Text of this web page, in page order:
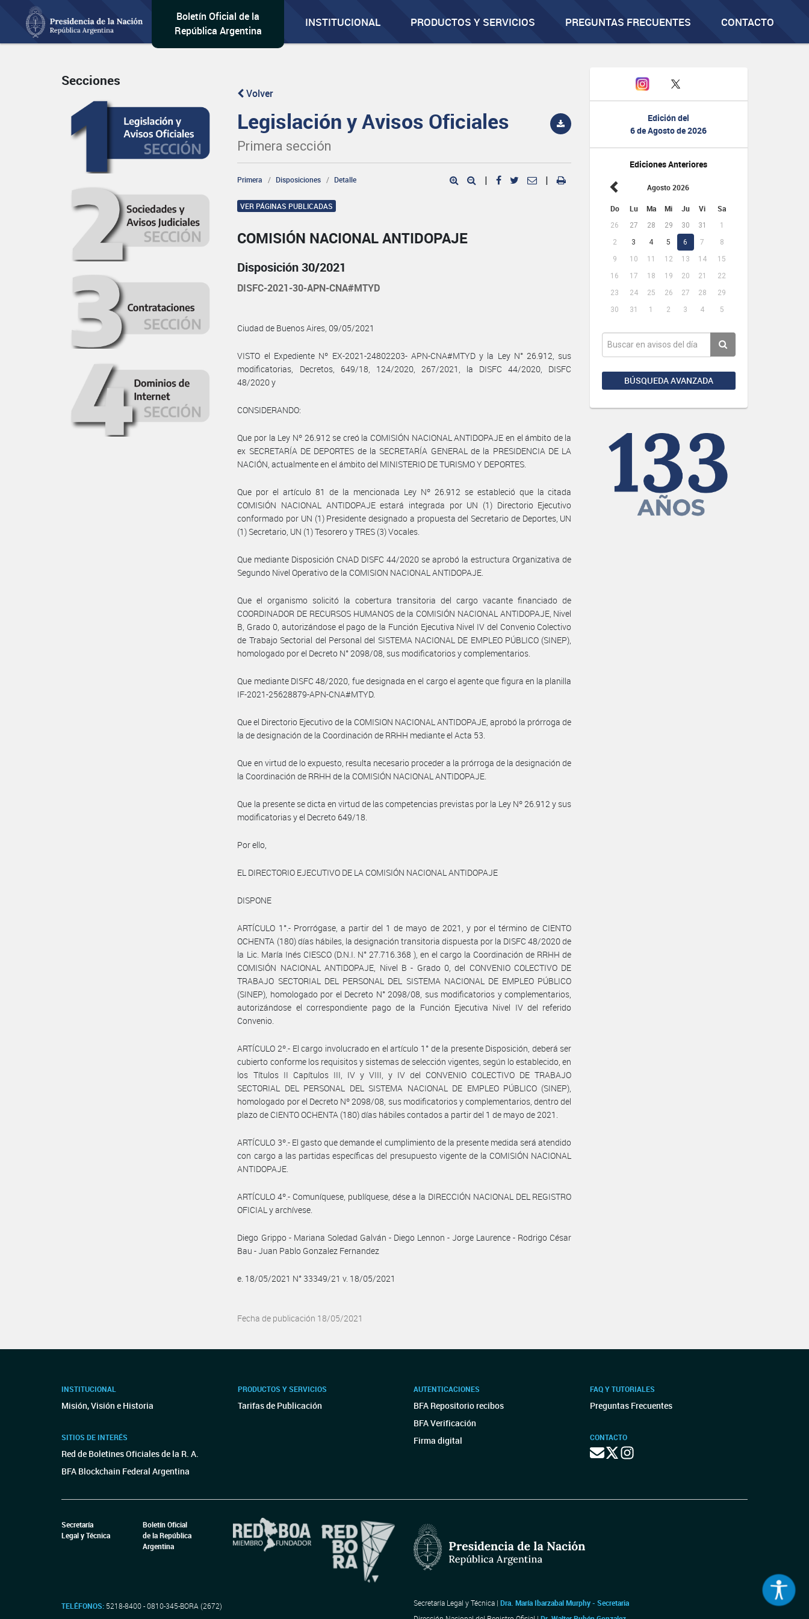
Boletín Oficial de la
República Argentina
INSTITUCIONAL PRODUCTOS Y SERVICIOS PREGUNTAS FRECUENTES CONTACTO
Edición del
6 de Agosto de 2026
Ediciones Anteriores
Agosto 2026
Do Lu Ma Mi Ju Vi Sa
26 27 28 29 30 31
1
2
3 4 5 6 7
8
9
10 11 12 13 14
15
16
17 18 19 20 21
22
23
24 25 26 27 28
29
30
31 1 2 3 4 5
BÚSQUEDA AVANZADA
Secciones
Volver
Legislación y Avisos Oficiales
Primera sección
Primera Disposiciones Detalle | |
VER PÁGINAS PUBLICADAS
COMISIÓN NACIONAL ANTIDOPAJE
Disposición 30/2021
DISFC-2021-30-APN-CNA#MTYD
Ciudad de Buenos Aires, 09/05/2021
VISTO el Expediente Nº EX-2021-24802203- APN-CNA#MTYD y la Ley N° 26.912, sus
modificatorias, Decretos, 649/18, 124/2020, 267/2021, la DISFC 44/2020, DISFC
48/2020 y
CONSIDERANDO:
Que por la Ley Nº 26.912 se creó la COMISIÓN NACIONAL ANTIDOPAJE en el ámbito de la
ex SECRETARÍA DE DEPORTES de la SECRETARÍA GENERAL de la PRESIDENCIA DE LA
NACIÓN, actualmente en el ámbito del MINISTERIO DE TURISMO Y DEPORTES.
Que por el artículo 81 de la mencionada Ley Nº 26.912 se estableció que la citada
COMISIÓN NACIONAL ANTIDOPAJE estará integrada por UN (1) Directorio Ejecutivo
conformado por UN (1) Presidente designado a propuesta del Secretario de Deportes, UN
(1) Secretario, UN (1) Tesorero y TRES (3) Vocales.
Que mediante Disposición CNAD DISFC 44/2020 se aprobó la estructura Organizativa de
Segundo Nivel Operativo de la COMISION NACIONAL ANTIDOPAJE.
Que el organismo solicitó la cobertura transitoria del cargo vacante financiado de
COORDINADOR DE RECURSOS HUMANOS de la COMISIÓN NACIONAL ANTIDOPAJE, Nivel
B, Grado 0, autorizándose el pago de la Función Ejecutiva Nivel IV del Convenio Colectivo
de Trabajo Sectorial del Personal del SISTEMA NACIONAL DE EMPLEO PÚBLICO (SINEP),
homologado por el Decreto N° 2098/08, sus modificatorios y complementarios.
Que mediante DISFC 48/2020, fue designada en el cargo el agente que figura en la planilla
IF-2021-25628879-APN-CNA#MTYD.
Que el Directorio Ejecutivo de la COMISION NACIONAL ANTIDOPAJE, aprobó la prórroga de
la de designación de la Coordinación de RRHH mediante el Acta 53.
Que en virtud de lo expuesto, resulta necesario proceder a la prórroga de la designación de
la Coordinación de RRHH de la COMISIÓN NACIONAL ANTIDOPAJE.
Que la presente se dicta en virtud de las competencias previstas por la Ley Nº 26.912 y sus
modificatorias y el Decreto 649/18.
Por ello,
EL DIRECTORIO EJECUTIVO DE LA COMISIÓN NACIONAL ANTIDOPAJE
DISPONE
ARTÍCULO 1°.- Prorrógase, a partir del 1 de mayo de 2021, y por el término de CIENTO
OCHENTA (180) días hábiles, la designación transitoria dispuesta por la DISFC 48/2020 de
la Lic. María Inés CIESCO (D.N.I. N° 27.716.368 ), en el cargo la Coordinación de RRHH de
COMISIÓN NACIONAL ANTIDOPAJE, Nivel B - Grado 0, del CONVENIO COLECTIVO DE
TRABAJO SECTORIAL DEL PERSONAL DEL SISTEMA NACIONAL DE EMPLEO PÚBLICO
(SINEP), homologado por el Decreto N° 2098/08, sus modificatorios y complementarios,
autorizándose el correspondiente pago de la Función Ejecutiva Nivel IV del referido
Convenio.
ARTÍCULO 2º.- El cargo involucrado en el artículo 1° de la presente Disposición, deberá ser
cubierto conforme los requisitos y sistemas de selección vigentes, según lo establecido, en
los Títulos II Capítulos III, IV y VIII, y IV del CONVENIO COLECTIVO DE TRABAJO
SECTORIAL DEL PERSONAL DEL SISTEMA NACIONAL DE EMPLEO PÚBLICO (SINEP),
homologado por el Decreto Nº 2098/08, sus modificatorios y complementarios, dentro del
plazo de CIENTO OCHENTA (180) días hábiles contados a partir del 1 de mayo de 2021.
ARTÍCULO 3º.- El gasto que demande el cumplimiento de la presente medida será atendido
con cargo a las partidas específicas del presupuesto vigente de la COMISIÓN NACIONAL
ANTIDOPAJE.
ARTÍCULO 4º.- Comuníquese, publíquese, dése a la DIRECCIÓN NACIONAL DEL REGISTRO
OFICIAL y archívese.
Diego Grippo - Mariana Soledad Galván - Diego Lennon - Jorge Laurence - Rodrigo César
Bau - Juan Pablo Gonzalez Fernandez
e. 18/05/2021 N° 33349/21 v. 18/05/2021
Fecha de publicación 18/05/2021
INSTITUCIONAL
Misión, Visión e Historia
SITIOS DE INTERÉS
Red de Boletines Oficiales de la R. A.
BFA Blockchain Federal Argentina
PRODUCTOS Y SERVICIOS
Tarifas de Publicación
AUTENTICACIONES
BFA Repositorio recibos
BFA Verificación
Firma digital
FAQ Y TUTORIALES
Preguntas Frecuentes
CONTACTO
Secretaría
Legal y Técnica
Boletín Oficial
de la República
Argentina
TELÉFONOS: 5218-8400 - 0810-345-BORA (2672)
Secretaría Legal y Técnica | Dra. María Ibarzabal Murphy - Secretaria